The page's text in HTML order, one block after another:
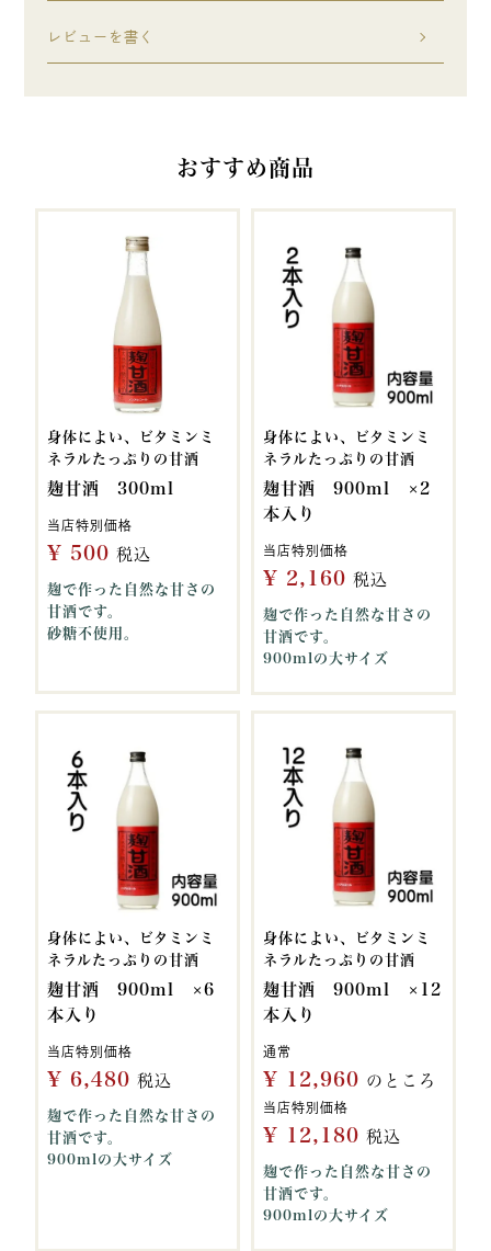
レビューを書く
おすすめ商品
身体によい、ビタミンミ
ネラルたっぷりの甘酒
麹甘酒 300ml
当店特別価格
¥ 500 税込
麹で作った自然な甘さの
甘酒です。
砂糖不使用。
身体によい、ビタミンミ
ネラルたっぷりの甘酒
麹甘酒 900ml ×2
本入り
当店特別価格
¥ 2,160 税込
麹で作った自然な甘さの
甘酒です。
900mlの大サイズ
身体によい、ビタミンミ
ネラルたっぷりの甘酒
麹甘酒 900ml ×6
本入り
当店特別価格
¥ 6,480 税込
麹で作った自然な甘さの
甘酒です。
900mlの大サイズ
身体によい、ビタミンミ
ネラルたっぷりの甘酒
麹甘酒 900ml ×12
本入り
通常
¥ 12,960 のところ
当店特別価格
¥ 12,180 税込
麹で作った自然な甘さの
甘酒です。
900mlの大サイズ